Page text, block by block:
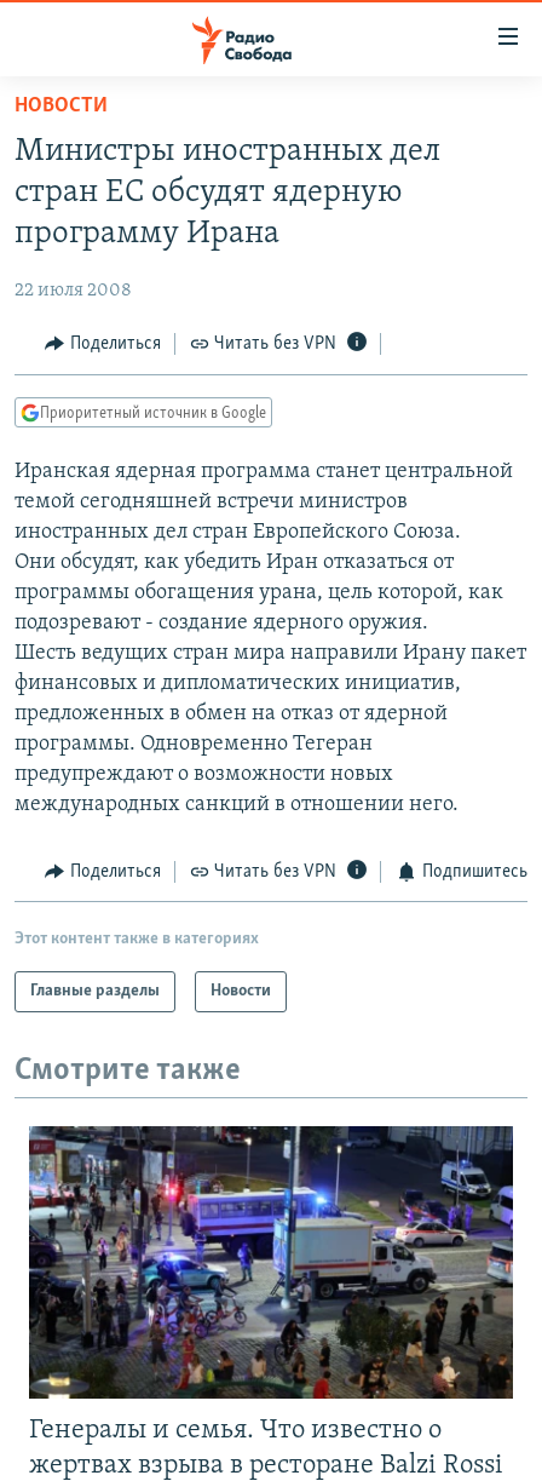
упрощенного
доступа
основному
Вернутся
Вернутся
поиску
АВТОРСКИЕ ПРОЕКТЫ
МНЕНИЯ
КУЛЬТУРА
КАВКАЗ.РЕАЛИИ
СЕВЕР.РЕАЛИИ
СИБИРЬ.РЕАЛИИ
РАСПИСАНИЕ ВЕЩАНИЯ
ПОДПИШИТЕСЬ НА РАССЫЛКУ
СОЦИАЛЬНЫЕ СЕТИ
НОВОСТИ
Министры иностранных дел
стран ЕС обсудят ядерную
программу Ирана
22 июля 2008
Поделиться Читать без VPN
Приоритетный источник в Google
Иранская ядерная программа станет центральной
темой сегодняшней встречи министров
иностранных дел стран Европейского Союза.
Они обсудят, как убедить Иран отказаться от
программы обогащения урана, цель которой, как
подозревают - создание ядерного оружия.
Шесть ведущих стран мира направили Ирану пакет
финансовых и дипломатических инициатив,
предложенных в обмен на отказ от ядерной
программы. Одновременно Тегеран
предупреждают о возможности новых
международных санкций в отношении него.
Поделиться Читать без VPN Подпишитесь
Этот контент также в категориях
Главные разделы Новости
Смотрите также
Генералы и семья. Что известно о
жертвах взрыва в ресторане Balzi Rossi